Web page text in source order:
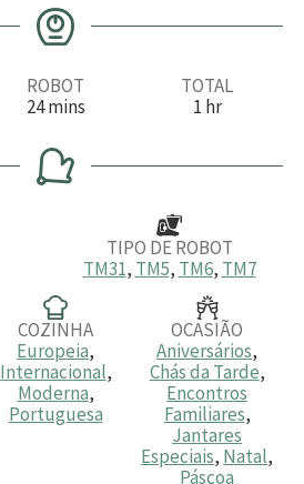
ROBOT
24m
n
u
t
mins
TOTAL
1h
a
hr
TIPO DE ROBOT
TM31, TM5, TM6, TM7
COZINHA
Europeia,
Internacional,
Moderna,
Portuguesa
OCASIÃO
Aniversários,
Chás da Tarde,
Encontros
Familiares,
Jantares
Especiais, Natal,
Páscoa